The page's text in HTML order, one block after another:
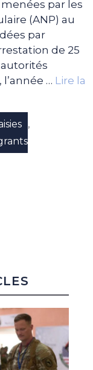
par les
(ANP) au
par
de 25
… Lire la
,